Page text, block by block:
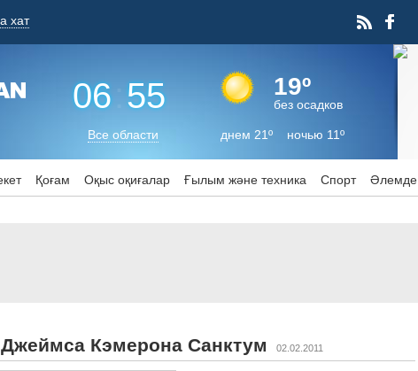
хат
06:55
Все области
19º
без осадков
днем 21º ночью 11º
Қоғам Оқыс оқиғалар Ғылым және техника Спорт Әлемде
Кэмерона Санктум 02.02.2011